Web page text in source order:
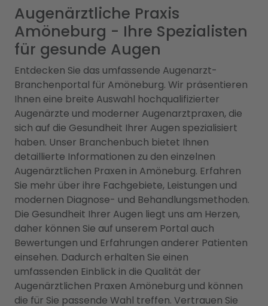
Augenärztliche Praxis
Amöneburg - Ihre Spezialisten
für gesunde Augen
Entdecken Sie das umfassende Augenarzt-
Branchenportal für Amöneburg. Wir präsentieren
Ihnen eine breite Auswahl hochqualifizierter
Augenärzte und moderner Augenarztpraxen, die
sich auf die Gesundheit Ihrer Augen spezialisiert
haben. Unser Branchenbuch bietet Ihnen
detaillierte Informationen zu den einzelnen
Augenärztlichen Praxen in Amöneburg. Erfahren
Sie mehr über ihre Fachgebiete, Leistungen und
modernen Diagnose- und Behandlungsmethoden.
Die Gesundheit Ihrer Augen liegt uns am Herzen,
daher können Sie auf unserem Portal auch
Bewertungen und Erfahrungen anderer Patienten
einsehen. Dadurch erhalten Sie einen
umfassenden Einblick in die Qualität der
Augenärztlichen Praxen Amöneburg und können
die für Sie passende Wahl treffen. Vertrauen Sie